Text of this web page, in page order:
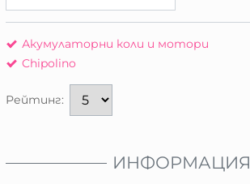
Акумулаторни коли и мотори
Chipolino
Рейтинг:
ИНФОРМАЦИЯ